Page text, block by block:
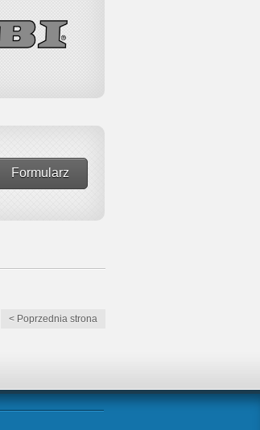
Formularz
< Poprzednia strona